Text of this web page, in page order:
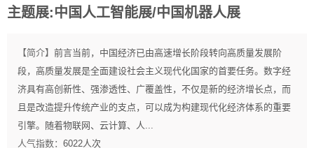
主题展:中国人工智能展/中国机器人展
【简介】 前言当前，中国经济已由高速增长阶段转向高质量发展阶
段，高质量发展是全面建设社会主义现代化国家的首要任务。数字经
济具有高创新性、强渗透性、广覆盖性，不仅是新的经济增长点，而
且是改造提升传统产业的支点，可以成为构建现代化经济体系的重要
引擎。随着物联网、云计算、人...
人气指数： 6022人次